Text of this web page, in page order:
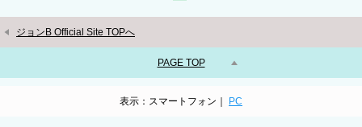
ジョンB Official Site TOPへ
PAGE TOP
表示：スマートフォン｜ PC